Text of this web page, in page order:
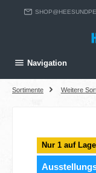
springen
Navigation
Sortimente Weitere
Bildergalerie
Nur 1 auf